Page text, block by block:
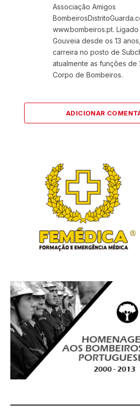
Associação Amigos
www.bombeiros.pt.
Gouveia desde os 13
carreira no posto de
atualmente as funções de
Corpo de Bombeiros.
ADICIONAR